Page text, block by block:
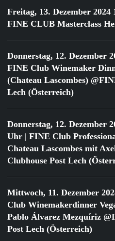
Freitag, 13. Dezember 2024
FINE CLUB Masterclass
Donnerstag, 12. Dezember
FINE Club Winemaker
(Chateau Lascombes)
Lech (Österreich)
Donnerstag, 12. Dezember
Uhr | FINE Club
Chateau Lascombes mit
Clubhouse Post Lech
Mittwoch, 11. Dezember
Club Winemakerdinner
Pablo Álvarez Mezquíriz
Post Lech (Österreich)